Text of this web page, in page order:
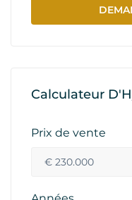
Calculateur
Prix de vente